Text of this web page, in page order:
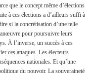
que le concept même d’élections
à ces élections a d’ailleurs suffi à
si la concrétisation d’une telle
pour poursuivre leurs
À l’inverse, un succès à ces
ces attaques. Les électeurs
nationales. Et qu’une
du pouvoir. La souveraineté